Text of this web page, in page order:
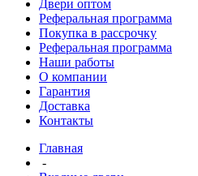
Двери оптом
Реферальная программа
Покупка в рассрочку
Реферальная программа
Наши работы
О компании
Гарантия
Доставка
Контакты
Главная
-